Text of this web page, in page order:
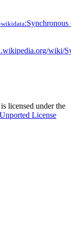
wiki/
licensed under the
License